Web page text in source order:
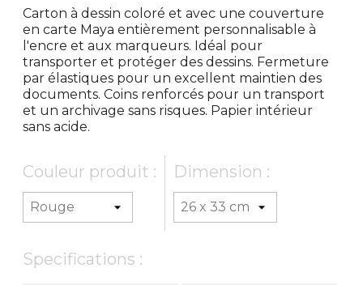
Carton à dessin coloré et avec une couverture
en carte Maya entièrement personnalisable à
l'encre et aux marqueurs. Idéal pour
transporter et protéger des dessins. Fermeture
par élastiques pour un excellent maintien des
documents. Coins renforcés pour un transport
et un archivage sans risques. Papier intérieur
sans acide.
Couleur produit : Dimension :
Specifications :